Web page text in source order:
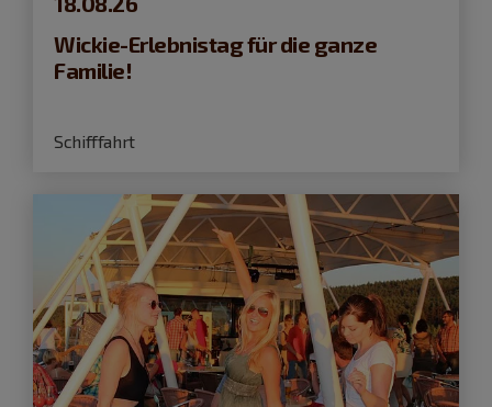
Wickie-Erlebnistag für die ganze
Familie!
Schifffahrt